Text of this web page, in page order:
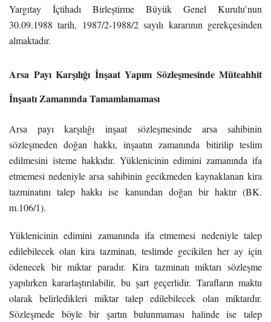
Yargıtay İçtihadı Birleştirme Büyük Genel Kurulu’nun
30.09.1988 tarih, 1987/2-1988/2 sayılı kararının gerekçesinden
almaktadır.
Arsa Payı Karşılığı İnşaat Yapım Sözleşmesinde Müteahhit
İnşaatı Zamanında Tamamlamaması
Arsa payı karşılığı inşaat sözleşmesinde arsa sahibinin
sözleşmeden doğan hakkı, inşaatın zamanında bitirilip teslim
edilmesini isteme hakkıdır. Yüklenicinin edimini zamanında ifa
etmemesi nedeniyle arsa sahibinin gecikmeden kaynaklanan kira
tazminatını talep hakkı ise kanundan doğan bir haktır (BK.
m.106/1).
Yüklenicinin edimini zamanında ifa etmemesi nedeniyle talep
edilebilecek olan kira tazminatı, teslimde gecikilen her ay için
ödenecek bir miktar paradır. Kira tazminatı miktarı sözleşme
yapılırken kararlaştırılabilir, bu şart geçerlidir. Tarafların maktu
olarak belirledikleri miktar talep edilebilecek olan miktardır.
Sözleşmede böyle bir şartın bulunmaması halinde ise talep